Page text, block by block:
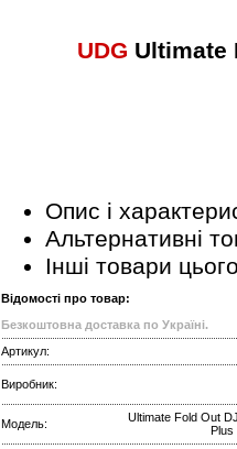
UDG Ultimate
Опис і
Альтернативні
Інші товари
Відомості про товар:
Безкоштовна доставка по Україні.
Артикул:
Виробник:
Модель:
Ultimate Fold Out